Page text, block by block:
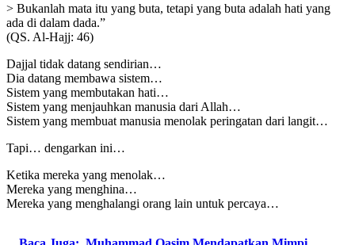
> Bukanlah mata itu yang buta, tetapi yang buta adalah hati yang
ada di dalam dada.”
(QS. Al-Hajj: 46)
Dajjal tidak datang sendirian…
Dia datang membawa sistem…
Sistem yang membutakan hati…
Sistem yang menjauhkan manusia dari Allah…
Sistem yang membuat manusia menolak peringatan dari langit…
Tapi… dengarkan ini…
Ketika mereka yang menolak…
Mereka yang menghina…
Mereka yang menghalangi orang lain untuk percaya…